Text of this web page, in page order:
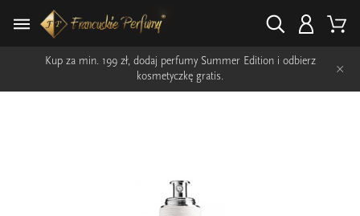
Kup za min. 199 zł, dodaj perfumy Summer Edition i odbierz
kosmetyczkę gratis.
×